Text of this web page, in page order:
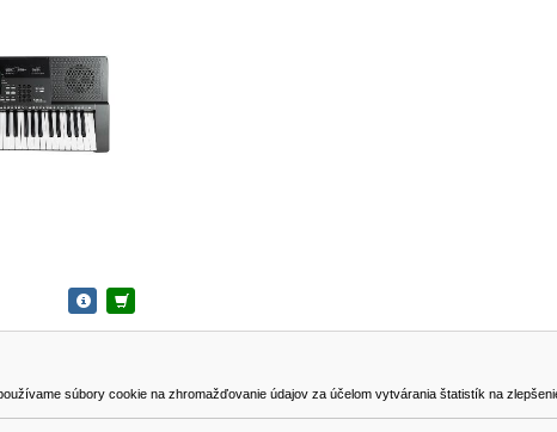
súbory cookie na zhromažďovanie údajov za účelom vytvárania štatistík na